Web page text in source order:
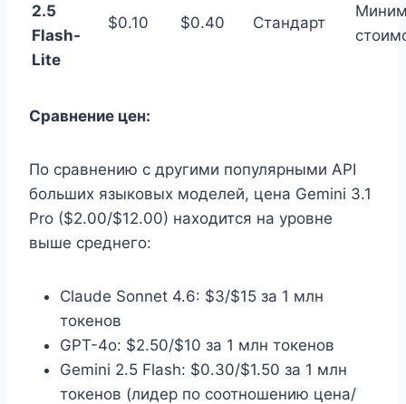
2.5
Flash-
Lite
$0.10 $0.40 Стандарт
Сравнение цен:
По сравнению с другими популярными API
больших языковых моделей, цена Gemini 3.1
Pro ($2.00/$12.00) находится на уровне
выше среднего:
Claude Sonnet 4.6: $3/$15 за 1 млн
токенов
GPT-4o: $2.50/$10 за 1 млн токенов
Gemini 2.5 Flash: $0.30/$1.50 за 1 млн
токенов (лидер по соотношению цена/